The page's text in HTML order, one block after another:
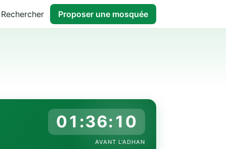
Rechercher Proposer une mosquée
01:36:09
AVANT L'ADHAN